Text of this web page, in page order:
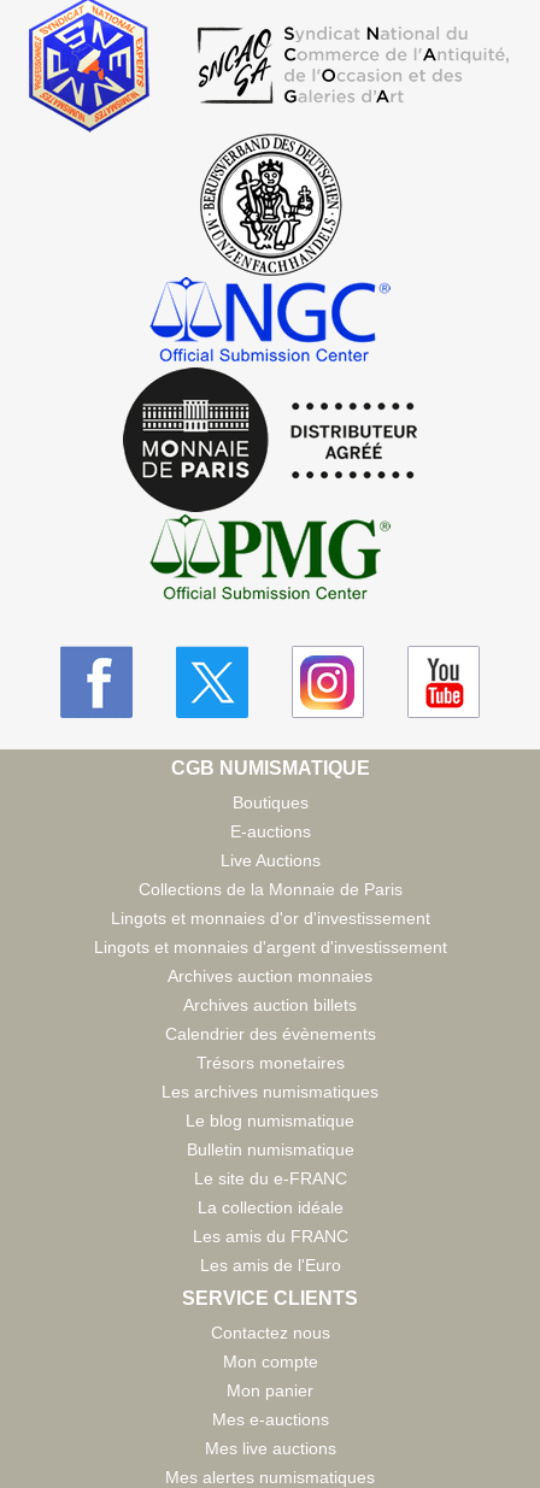
CGB NUMISMATIQUE
Boutiques
E-auctions
Live Auctions
Collections de la Monnaie de Paris
Lingots et monnaies d'or d'investissement
Lingots et monnaies d'argent d'investissement
Archives auction monnaies
Archives auction billets
Calendrier des évènements
Trésors monetaires
Les archives numismatiques
Le blog numismatique
Bulletin numismatique
Le site du e-FRANC
La collection idéale
Les amis du FRANC
Les amis de l'Euro
SERVICE CLIENTS
Contactez nous
Mon compte
Mon panier
Mes e-auctions
Mes live auctions
Mes alertes numismatiques